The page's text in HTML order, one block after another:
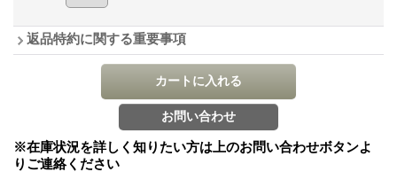
返品特約に関する重要事項
※在庫状況を詳しく知りたい方は上のお問い合わせボタンよ
りご連絡ください